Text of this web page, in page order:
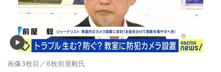
画像3枚目／6枚前屋毅氏